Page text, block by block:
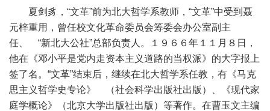
夏剑豸，“文革”前为北大哲学系教师，“文革”中受到聂
元梓重用，曾任校文化革命委员会筹委会办公室副主
任、 “新北大公社”总部负责人。１９６６年１１月８日，
他在《邓小平是党内走资本主义道路的当权派》的大字报上
签了名。“文革”结束后，继续在北大哲学系任教，有《马克
思主义哲学史专论》 （社会科学出版社出版）、《现代家
庭学概论》（北京大学出版社出版）等著作。在曹玉文主编